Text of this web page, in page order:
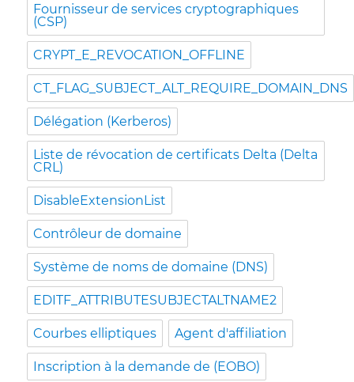
Fournisseur de services cryptographiques
(CSP)
CRYPT_E_REVOCATION_OFFLINE
CT_FLAG_SUBJECT_ALT_REQUIRE_DOMAIN_DNS
Délégation (Kerberos)
Liste de révocation de certificats Delta (Delta
CRL)
DisableExtensionList
Contrôleur de domaine
Système de noms de domaine (DNS)
EDITF_ATTRIBUTESUBJECTALTNAME2
Courbes elliptiques Agent d'affiliation
Inscription à la demande de (EOBO)